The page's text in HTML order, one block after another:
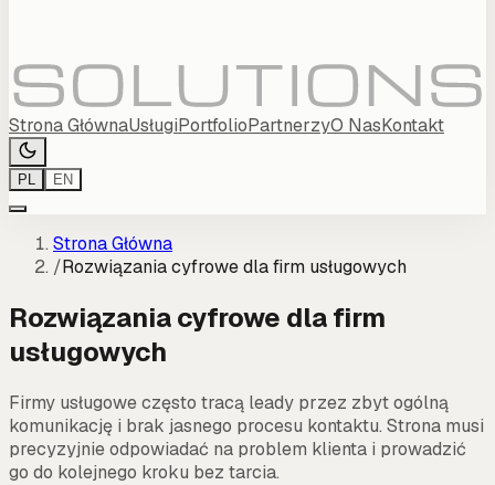
Strona GłównaUsługiPortfolioPartnerzyO NasKontakt
PL EN
Strona Główna
/Rozwiązania cyfrowe dla firm usługowych
Rozwiązania cyfrowe dla firm
usługowych
Firmy usługowe często tracą leady przez zbyt ogólną
komunikację i brak jasnego procesu kontaktu. Strona musi
precyzyjnie odpowiadać na problem klienta i prowadzić
go do kolejnego kroku bez tarcia.